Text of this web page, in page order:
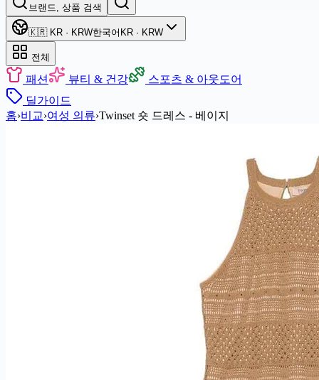
브랜드, 상품 검색
🇰🇷 KR · KRW한국어 KR · KRW
전체
패션 뷰티 & 건강
스포츠 & 아웃도어
딜가이드
홈›비교›여성 의류›Twinset 숏 드레스 - 베이지